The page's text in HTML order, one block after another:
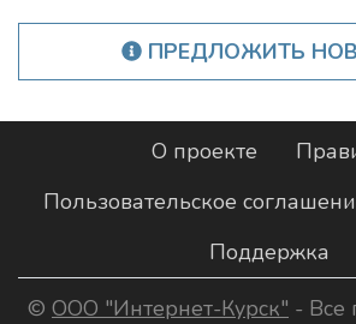
ПРЕДЛОЖИТЬ
О проекте
Пользовательское
Поддержка
© ООО "Интернет-Курск" - Все